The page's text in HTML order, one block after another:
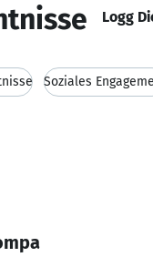
Logg
Soziales